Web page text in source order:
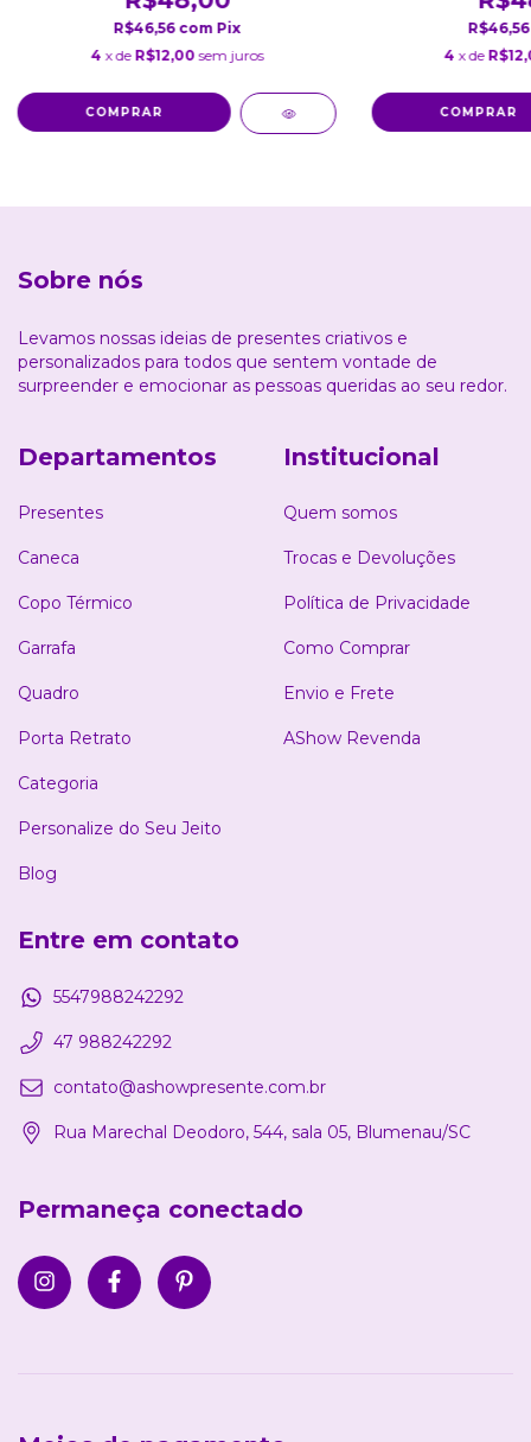
R$46,56 com Pix
4 x de R$12,00 sem juros
4 x de
Sobre nós
Levamos nossas ideias de presentes criativos e
personalizados para todos que sentem vontade de
surpreender e emocionar as pessoas queridas ao seu redor.
Departamentos
Presentes
Caneca
Copo Térmico
Garrafa
Quadro
Porta Retrato
Categoria
Personalize do Seu Jeito
Blog
Institucional
Quem somos
Trocas e Devoluções
Política de Privacidade
Como Comprar
Envio e Frete
AShow Revenda
Entre em contato
5547988242292
47 988242292
contato@ashowpresente.com.br
Rua Marechal Deodoro, 544, sala 05, Blumenau/SC
Permaneça conectado